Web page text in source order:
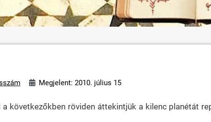
Megjelent: 2010. július 15
következőkben röviden áttekintjük a kilenc planétát